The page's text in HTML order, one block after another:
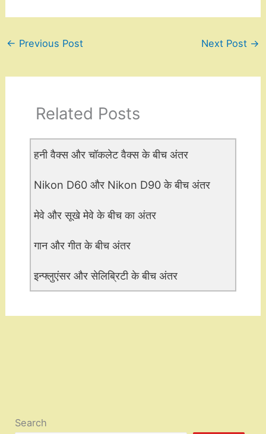
← Previous Post Next Post →
Related Posts
हनी वैक्स और चॉकलेट वैक्स के बीच अंतर
Nikon D60 और Nikon D90 के बीच अंतर
मेवे और सूखे मेवे के बीच का अंतर
गान और गीत के बीच अंतर
इन्फ्लुएंसर और सेलिब्रिटी के बीच अंतर
Search